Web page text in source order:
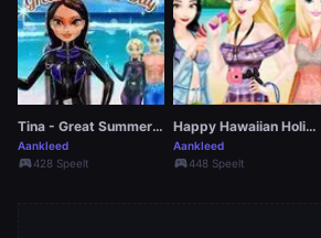
Tina - Great Summer Day
Aankleed
sports_esports428 Speelt
Happy Hawaiian Holiday
Aankleed
sports_esports448 Speelt